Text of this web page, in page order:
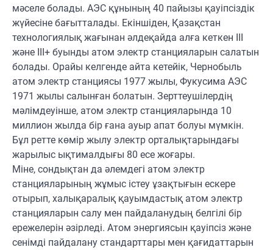
мәселе болады. АЭС құнының 40 пайызы қауіпсіздік
жүйесіне бағытталады. Екіншіден, Қазақстан
технологиялық жағынан әлдеқайда алға кеткен III
және III+ буынды атом электр станцияларын салатын
болады. Орайы келгенде айта кетейік, Чернобыль
атом электр станциясы 1977 жылы, Фукусима АЭС
1971 жылы салынған болатын. Зерттеушілердің
мәлімдеуінше, атом электр станцияларында 10
миллион жылда бір ғана ауыр апат болуы мүмкін.
Бұл ретте көмір жылу электр орталықтарындағы
жарылыс ықтималдығы 80 есе жоғары.
Міне, сондықтан да әлемдегі атом электр
станцияларының жұмыс істеу ұзақтығын ескере
отырып, халықаралық қауымдастық атом электр
станцияларын салу мен пайдаланудың белгілі бір
ережелерін әзірледі. Атом энергиясын қауіпсіз және
сенімді пайдалану стандарттары мен қағидаттарын